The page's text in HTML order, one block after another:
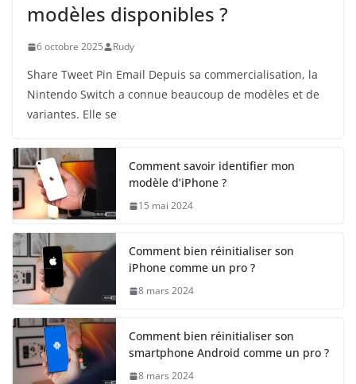
modèles disponibles ?
6 octobre 2025 Rudy
Share Tweet Pin Email Depuis sa commercialisation, la
Nintendo Switch a connue beaucoup de modèles et de
variantes. Elle se
Comment savoir identifier mon
modèle d’iPhone ?
15 mai 2024
Comment bien réinitialiser son
iPhone comme un pro ?
8 mars 2024
Comment bien réinitialiser son
smartphone Android comme un pro ?
8 mars 2024